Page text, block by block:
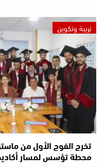
تربية وتكوين
تخرج الفوج الأول من
محطة تؤسس لمسار